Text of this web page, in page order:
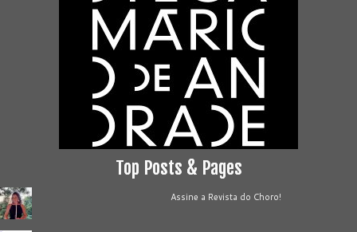
Top Posts & Pages
Assine a Revista do Choro!